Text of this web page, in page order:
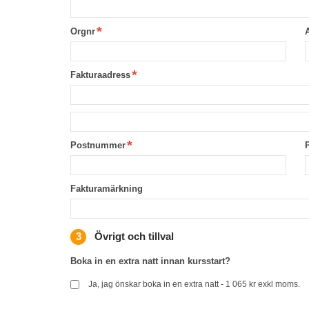
Orgnr
Fakturaadress
Postnummer
Fakturamärkning
Övrigt och tillval
Boka in en extra natt innan kursstart?
Ja, jag önskar boka in en extra natt - 1 065 kr exkl moms.